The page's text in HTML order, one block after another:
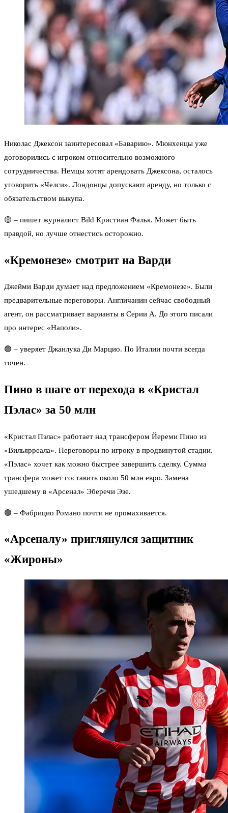
Николас Джексон заинтересовал «Баварию». Мюнхенцы уже
договорились с игроком относительно возможного
сотрудничества. Немцы хотят арендовать Джексона, осталось
уговорить «Челси». Лондонцы допускают аренду, но только с
обязательством выкупа.
🟡 – пишет журналист Bild Кристиан Фальк. Может быть
правдой, но лучше отнестись осторожно.
«Кремонезе» смотрит на Варди
Джейми Варди думает над предложением «Кремонезе». Были
предварительные переговоры. Англичанин сейчас свободный
агент, он рассматривает варианты в Серии А. До этого писали
про интерес «Наполи».
🟢 – уверяет Джанлука Ди Марцио. По Италии почти всегда
точен.
Пино в шаге от перехода в «Кристал
Пэлас» за 50 млн
«Кристал Пэлас» работает над трансфером Йереми Пино из
«Вильярреала». Переговоры по игроку в продвинутой стадии.
«Пэлас» хочет как можно быстрее завершить сделку. Сумма
трансфера может составить около 50 млн евро. Замена
ушедшему в «Арсенал» Эберечи Эзе.
🟢 – Фабрицио Романо почти не промахивается.
«Арсеналу» приглянулся защитник
«Жироны»